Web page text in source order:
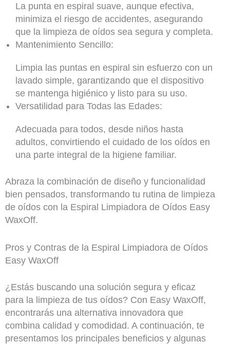
La punta en espiral suave, aunque efectiva,
minimiza el riesgo de accidentes, asegurando
que la limpieza de oídos sea segura y completa.
Mantenimiento Sencillo:
Limpia las puntas en espiral sin esfuerzo con un
lavado simple, garantizando que el dispositivo
se mantenga higiénico y listo para su uso.
Versatilidad para Todas las Edades:
Adecuada para todos, desde niños hasta
adultos, convirtiendo el cuidado de los oídos en
una parte integral de la higiene familiar.
Abraza la combinación de diseño y funcionalidad
bien pensados, transformando tu rutina de limpieza
de oídos con la Espiral Limpiadora de Oídos Easy
WaxOff.
Pros y Contras de la Espiral Limpiadora de Oídos
Easy WaxOff
¿Estás buscando una solución segura y eficaz
para la limpieza de tus oídos? Con Easy WaxOff,
encontrarás una alternativa innovadora que
combina calidad y comodidad. A continuación, te
presentamos los principales beneficios y algunas